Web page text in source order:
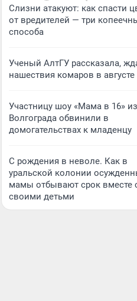
Слизни атакуют: как спасти
от вредителей — три
способа
Ученый АлтГУ рассказала,
нашествия комаров в августе
Участницу шоу «Мама в 16» из
Волгограда обвинили в
домогательствах к младенцу
С рождения в неволе. Как в
уральской колонии
мамы отбывают срок вместе
своими детьми